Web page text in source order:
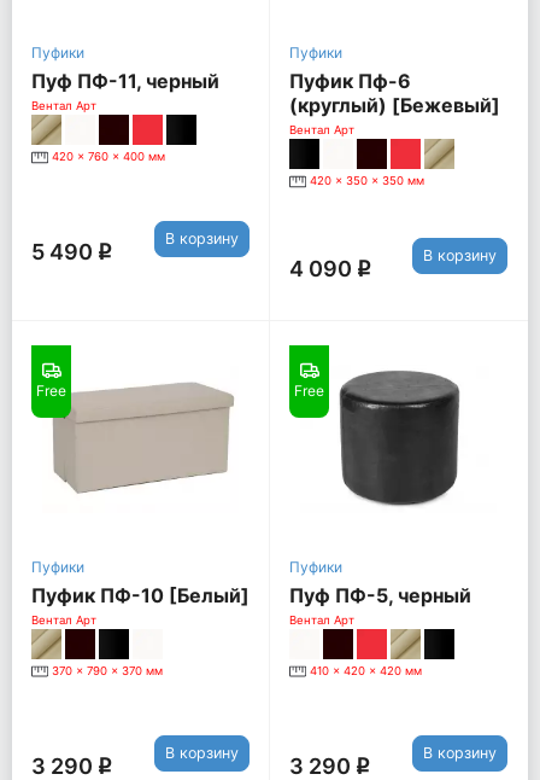
Пуфики
Пуф ПФ-11, черный
Вентал Арт
420 x 760 x 400 мм
5 490 q
В корзину
Пуфики
Пуфик Пф-6
(круглый) [Бежевый]
Вентал Арт
420 x 350 x 350 мм
4 090 q
В корзину
Free
Пуфики
Пуфик ПФ-10 [Белый]
Вентал Арт
370 x 790 x 370 мм
3 290 q
В корзину
Free
Пуфики
Пуф ПФ-5, черный
Вентал Арт
410 x 420 x 420 мм
3 290 q
В корзину